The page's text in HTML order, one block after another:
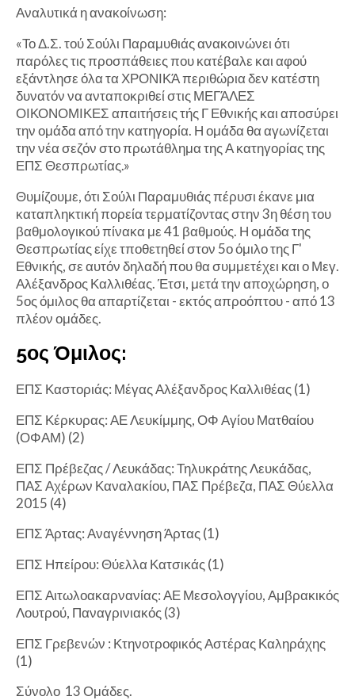
Αναλυτικά η ανακοίνωση:
«Το Δ.Σ. τού Σούλι Παραμυθιάς ανακοινώνει ότι
παρόλες τις προσπάθειες που κατέβαλε και αφού
εξάντλησε όλα τα ΧΡΟΝΙΚΆ περιθώρια δεν κατέστη
δυνατόν να ανταποκριθεί στις ΜΕΓΆΛΕΣ
ΟΙΚΟΝΟΜΙΚΕΣ απαιτήσεις τής Γ Εθνικής και αποσύρει
την ομάδα από την κατηγορία. Η ομάδα θα αγωνίζεται
την νέα σεζόν στο πρωτάθλημα της Α κατηγορίας της
ΕΠΣ Θεσπρωτίας.»
Θυμίζουμε, ότι Σούλι Παραμυθιάς πέρυσι έκανε μια
καταπληκτική πορεία τερματίζοντας στην 3η θέση του
βαθμολογικού πίνακα με 41 βαθμούς. Η ομάδα της
Θεσπρωτίας είχε τποθετηθεί στον 5ο όμιλο της Γ'
Εθνικής, σε αυτόν δηλαδή που θα συμμετέχει και ο Μεγ.
Αλέξανδρος Καλλιθέας. Έτσι, μετά την αποχώρηση, ο
5ος όμιλος θα απαρτίζεται - εκτός απροόπτου - από 13
πλέον ομάδες.
5ος Όμιλος:
ΕΠΣ Καστοριάς: Μέγας Αλέξανδρος Καλλιθέας (1)
ΕΠΣ Κέρκυρας: ΑΕ Λευκίμμης, ΟΦ Αγίου Ματθαίου
(ΟΦΑΜ) (2)
ΕΠΣ Πρέβεζας / Λευκάδας: Τηλυκράτης Λευκάδας,
ΠΑΣ Αχέρων Καναλακίου, ΠΑΣ Πρέβεζα, ΠΑΣ Θύελλα
2015 (4)
ΕΠΣ Άρτας: Αναγέννηση Άρτας (1)
ΕΠΣ Ηπείρου: Θύελλα Κατσικάς (1)
ΕΠΣ Αιτωλοακαρνανίας: ΑΕ Μεσολογγίου, Αμβρακικός
Λουτρού, Παναγρινιακός (3)
ΕΠΣ Γρεβενών : Κτηνοτροφικός Αστέρας Καληράχης
(1)
Σύνολο 13 Ομάδες.